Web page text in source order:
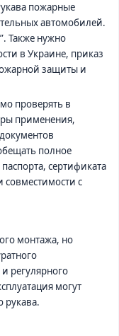
пожарные
автомобилей.
Также нужно
в Украине, приказ
защиты и
проверять в
применения,
полное
сертификата
совместимости с
монтажа, но
регулярного
могут
рукава.